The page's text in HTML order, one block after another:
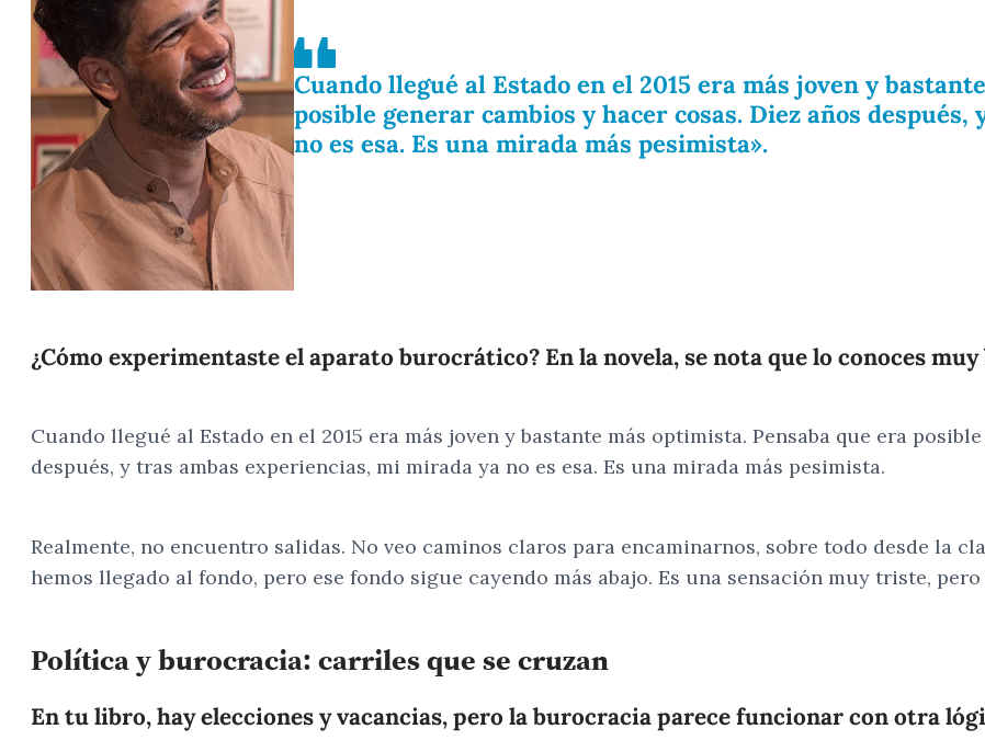
Cuando llegué al Estado en el 2015 era más joven y
posible generar cambios y hacer cosas. Diez años
no es esa. Es una mirada más pesimista».
¿Cómo experimentaste el aparato burocrático? En la novela, se nota que lo conoces muy
Cuando llegué al Estado en el 2015 era más joven y bastante más optimista. Pensaba que era
después, y tras ambas experiencias, mi mirada ya no es esa. Es una mirada más pesimista.
Realmente, no encuentro salidas. No veo caminos claros para encaminarnos, sobre todo desde la
hemos llegado al fondo, pero ese fondo sigue cayendo más abajo. Es una sensación muy triste,
Política y burocracia: carriles que se cruzan
En tu libro, hay elecciones y vacancias, pero la burocracia parece funcionar con otra